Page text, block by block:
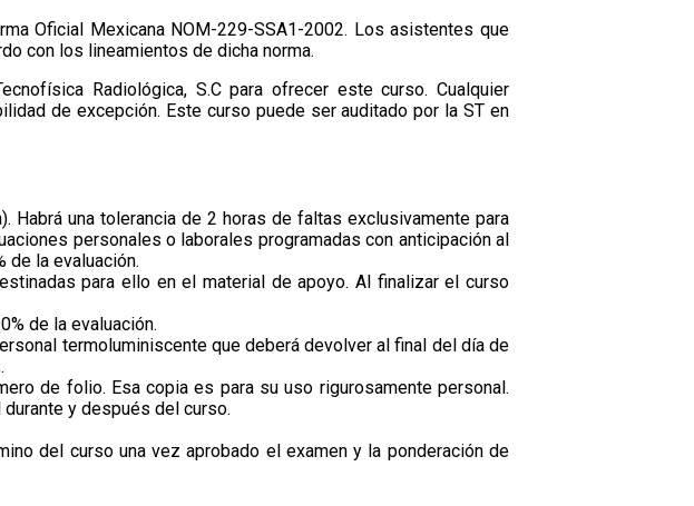
Oficial Mexicana NOM-229-SSA1-2002. Los asistentes que
con los lineamientos de dicha norma.
Radiológica, S.C para ofrecer este curso. Cualquier
de excepción. Este curso puede ser auditado por la ST en
Habrá una tolerancia de 2 horas de faltas exclusivamente para
personales o laborales programadas con anticipación al
de la evaluación.
para ello en el material de apoyo. Al finalizar el curso
de la evaluación.
termoluminiscente que deberá devolver al final del día de
de folio. Esa copia es para su uso rigurosamente personal.
y después del curso.
del curso una vez aprobado el examen y la ponderación de